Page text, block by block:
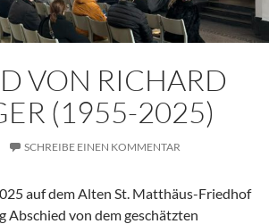
VON RICHARD
(1955-2025)
SCHREIBE EINEN KOMMENTAR
auf dem Alten St. Matthäus-Friedhof
Abschied von dem geschätzten